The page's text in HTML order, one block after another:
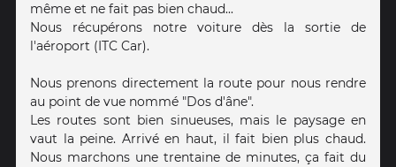
même et ne fait pas bien chaud...
Nous récupérons notre voiture dès la sortie de
l'aéroport (ITC Car).
Nous prenons directement la route pour nous rendre
au point de vue nommé "Dos d'âne".
Les routes sont bien sinueuses, mais le paysage en
vaut la peine. Arrivé en haut, il fait bien plus chaud.
Nous marchons une trentaine de minutes, ça fait du